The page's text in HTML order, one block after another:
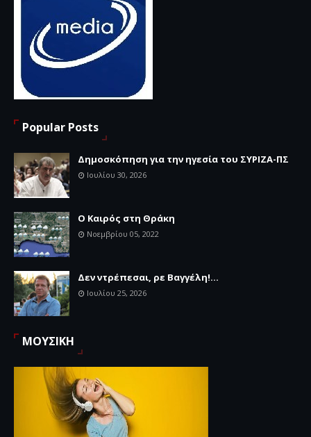
Popular Posts
Δημοσκόπηση για την ηγεσία του ΣΥΡΙΖΑ-ΠΣ
Ιουλίου 30, 2026
Ο Καιρός στη Θράκη
Νοεμβρίου 05, 2022
Δεν ντρέπεσαι, ρε Βαγγέλη!...
Ιουλίου 25, 2026
ΜΟΥΣΙΚΗ